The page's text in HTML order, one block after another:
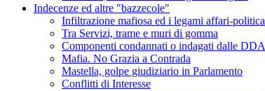
Indecenze ed altre "bazzecole"
Infiltrazione mafiosa ed i legami affari-politica
Tra Servizi, trame e muri di gomma
Componenti condannati o indagati dalle DDA
Mafia. No Grazia a Contrada
Mastella, golpe giudiziario in Parlamento
Conflitti di Interesse